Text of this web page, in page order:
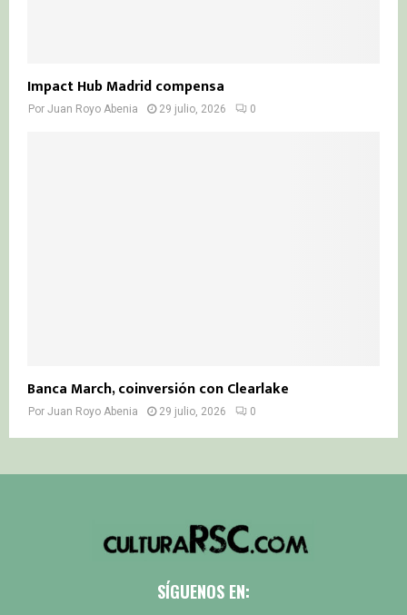
Impact Hub Madrid compensa
Por Juan Royo Abenia 29 julio, 2026 0
Banca March, coinversión con Clearlake
Por Juan Royo Abenia 29 julio, 2026 0
SÍGUENOS EN: